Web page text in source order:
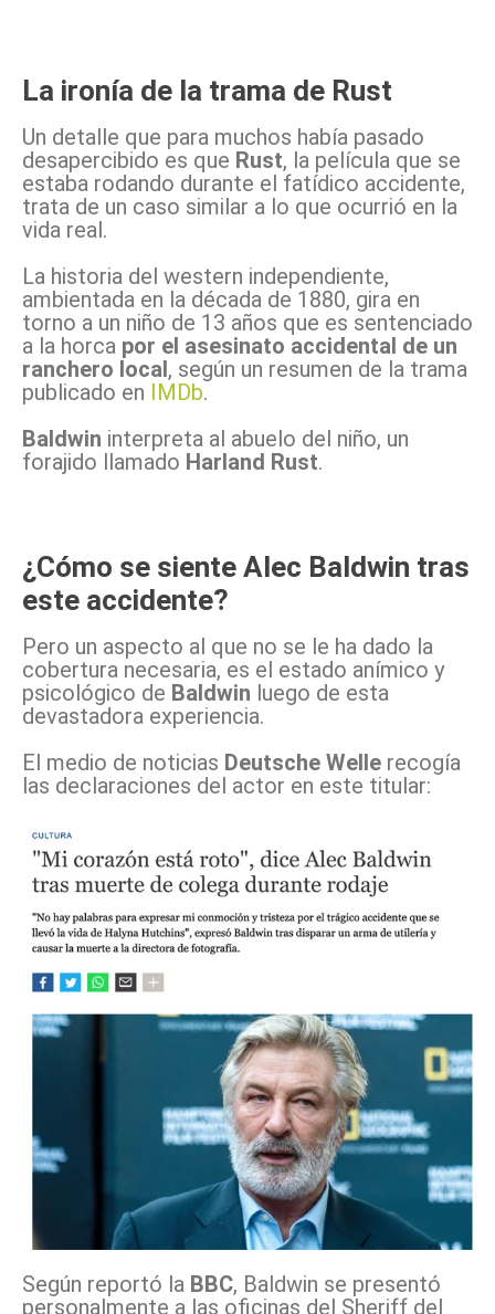
La ironía de la trama de Rust
Un detalle que para muchos había pasado
desapercibido es que Rust, la película que se
estaba rodando durante el fatídico accidente,
trata de un caso similar a lo que ocurrió en la
vida real.
La historia del western independiente,
ambientada en la década de 1880, gira en
torno a un niño de 13 años que es sentenciado
a la horca por el asesinato accidental de un
ranchero local, según un resumen de la trama
publicado en IMDb.
Baldwin interpreta al abuelo del niño, un
forajido llamado Harland Rust.
¿Cómo se siente Alec Baldwin tras
este accidente?
Pero un aspecto al que no se le ha dado la
cobertura necesaria, es el estado anímico y
psicológico de Baldwin luego de esta
devastadora experiencia.
El medio de noticias Deutsche Welle recogía
las declaraciones del actor en este titular:
Según reportó la BBC, Baldwin se presentó
personalmente a las oficinas del Sheriff del